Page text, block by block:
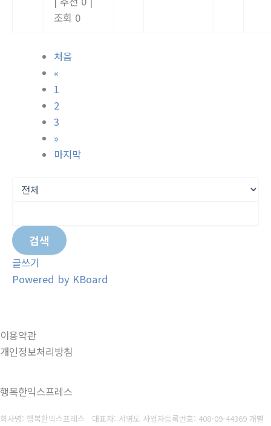
조회 0
처음
«
1
2
3
»
마지막
검색
글쓰기
Powered by KBoard
이용약관
개인정보처리방침
행복한익스프레스
회사명: 행복한익스프레스 대표자: 서영도 사업자등록번호: 408-09-44369 개별